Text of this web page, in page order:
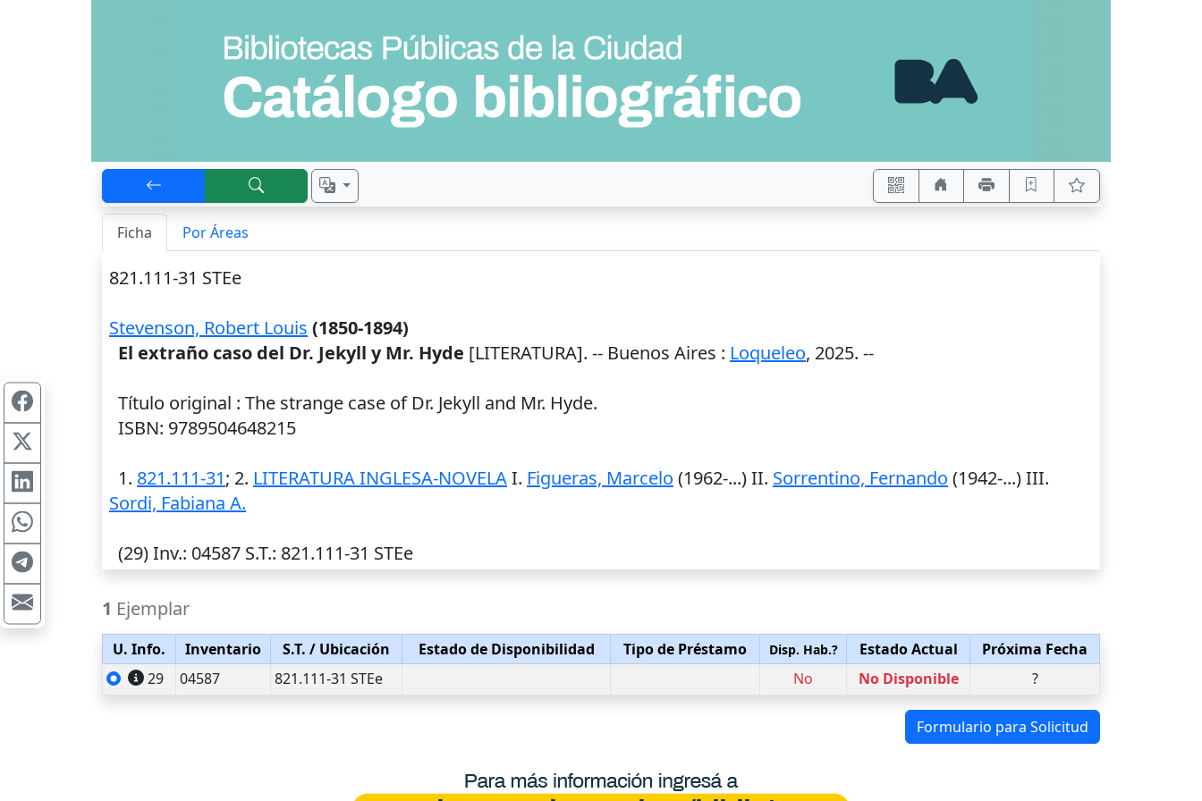
Ficha Por Áreas
821.111-31 STEe
Stevenson, Robert Louis (1850-1894)
El extraño caso del Dr. Jekyll y Mr. Hyde [LITERATURA]. -- Buenos Aires : Loqueleo, 2025. --
Título original : The strange case of Dr. Jekyll and Mr. Hyde.
ISBN: 9789504648215
1. 821.111-31; 2. LITERATURA INGLESA-NOVELAI. Figueras, Marcelo (1962-...) II. Sorrentino, Fernando (1942-...) III.
Sordi, Fabiana A.
(29)Inv.: 04587 S.T.: 821.111-31 STEe
1 Ejemplar
U. Info. Inventario S.T. / Ubicación Estado de Disponibilidad Tipo de Préstamo Disp. Hab.? Estado Actual
Próxima Fecha
29
04587 821.111-31 STEe No No Disponible ?
Formulario para Solicitud